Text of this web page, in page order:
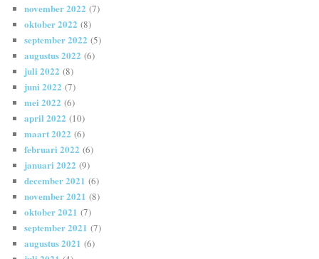
november 2022 (7)
oktober 2022 (8)
september 2022 (5)
augustus 2022 (6)
juli 2022 (8)
juni 2022 (7)
mei 2022 (6)
april 2022 (10)
maart 2022 (6)
februari 2022 (6)
januari 2022 (9)
december 2021 (6)
november 2021 (8)
oktober 2021 (7)
september 2021 (7)
augustus 2021 (6)